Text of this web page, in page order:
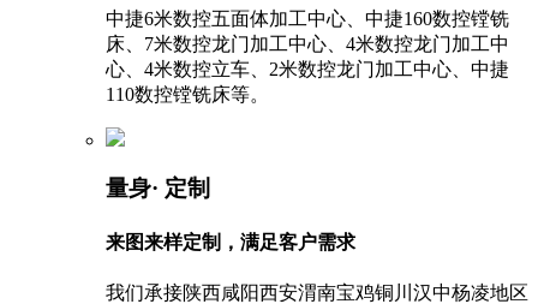
中捷6米数控五面体加工中心、中捷160数控镗铣
床、7米数控龙门加工中心、4米数控龙门加工中
心、4米数控立车、2米数控龙门加工中心、中捷
110数控镗铣床等。
量身· 定制
来图来样定制，满足客户需求
我们承接陕西咸阳西安渭南宝鸡铜川汉中杨凌地区